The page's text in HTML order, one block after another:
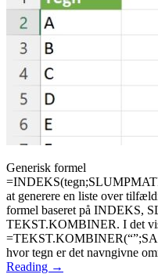
Generisk formel
at generere en liste over
formel baseret på INDEKS,
TEKST.KOMBINER. I det
hvor tegn er det navngivne
Reading →